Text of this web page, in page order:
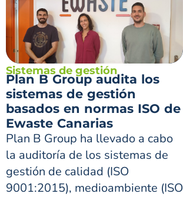
Sistemas de gestión
Plan B Group audita los
sistemas de gestión
basados en normas ISO de
Ewaste Canarias
Plan B Group ha llevado a cabo
la auditoría de los sistemas de
gestión de calidad (ISO
9001:2015), medioambiente (ISO